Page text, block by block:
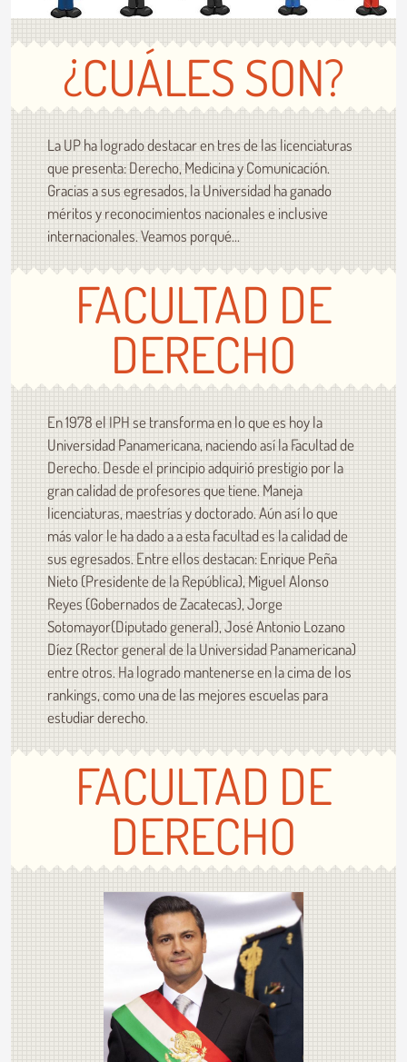
¿CUÁLES SON?
La UP ha logrado destacar en tres de las licenciaturas
que presenta: Derecho, Medicina y Comunicación.
Gracias a sus egresados, la Universidad ha ganado
méritos y reconocimientos nacionales e inclusive
internacionales. Veamos porqué...
FACULTAD DE
DERECHO
En 1978 el IPH se transforma en lo que es hoy la
Universidad Panamericana, naciendo así la Facultad de
Derecho. Desde el principio adquirió prestigio por la
gran calidad de profesores que tiene. Maneja
licenciaturas, maestrías y doctorado. Aún así lo que
más valor le ha dado a a esta facultad es la calidad de
sus egresados. Entre ellos destacan: Enrique Peña
Nieto (Presidente de la República), Miguel Alonso
Reyes (Gobernados de Zacatecas), Jorge
Sotomayor(Diputado general), José Antonio Lozano
Díez (Rector general de la Universidad Panamericana)
entre otros. Ha logrado mantenerse en la cima de los
rankings, como una de las mejores escuelas para
estudiar derecho.
FACULTAD DE
DERECHO